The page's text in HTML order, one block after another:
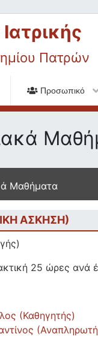
Πατρών
Προσωπικό
Μαθήματα
ΑΣΚΗΣΗ)
25 ώρες ανά
(Καθηγητής)